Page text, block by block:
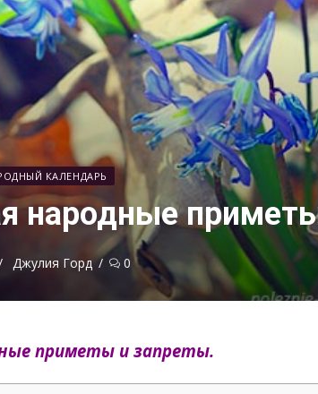
КАЛЕНДАРЬ
народные
Автор
Джулия Горд 0
приметы и запреты.